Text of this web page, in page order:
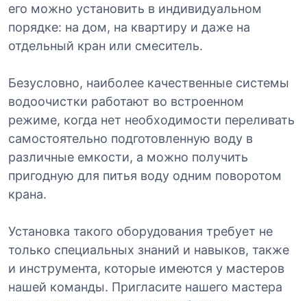
его можно установить в индивидуальном
порядке: на дом, на квартиру и даже на
отдельный кран или смеситель.
Безусловно, наиболее качественные системы
водоочистки работают во встроенном
режиме, когда нет необходимости переливать
самостоятельно подготовленную воду в
различные емкости, а можно получить
пригодную для питья воду одним поворотом
крана.
Установка такого оборудования требует не
только специальных знаний и навыков, также
и инструмента, которые имеются у мастеров
нашей команды. Пригласите нашего мастера